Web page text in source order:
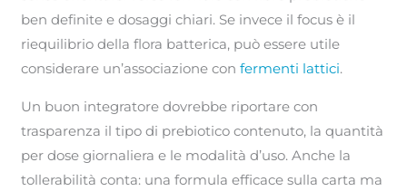
ben definite e dosaggi chiari. Se invece il focus è il
riequilibrio della flora batterica, può essere utile
considerare un’associazione confermenti lattici.
Un buon integratore dovrebbe riportare con
trasparenza il tipo di prebiotico contenuto, la quantità
per dose giornaliera e le modalità d’uso. Anche la
tollerabilità conta: una formula efficace sulla carta ma